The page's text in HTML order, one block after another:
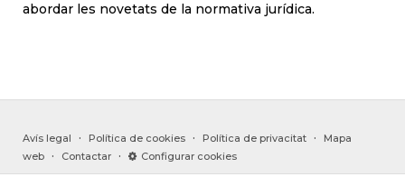
abordar les novetats de la normativa jurídica.
Avís legal · Política de cookies · Política de privacitat ·
Mapa
web
· Contactar · Configurar cookies